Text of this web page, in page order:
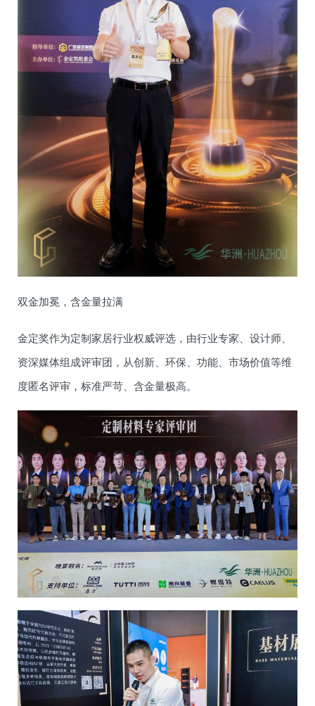
双金加冕，含金量拉满
金定奖作为定制家居行业权威评选，由行业专家、设计师、
资深媒体组成评审团，从创新、环保、功能、市场价值等维
度匿名评审，标准严苛、含金量极高。